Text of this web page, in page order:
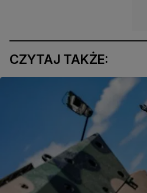
CZYTAJ TAKŻE: